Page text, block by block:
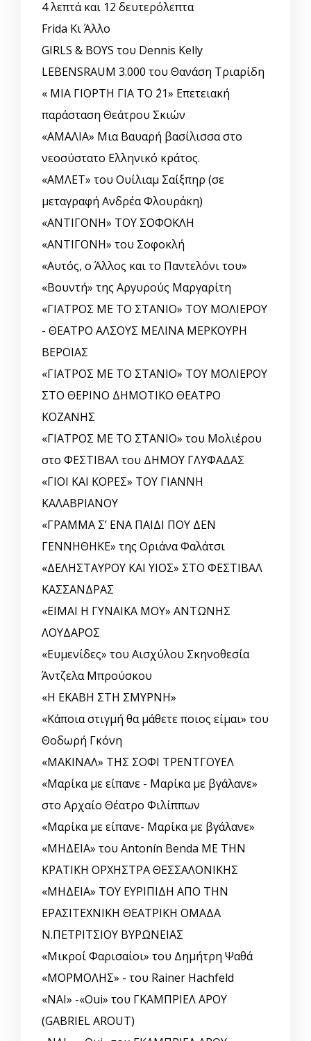
4 λεπτά και 12 δευτερόλεπτα
Frida Κι Άλλο
GIRLS & BOYS του Dennis Kelly
LEBENSRAUM 3.000 του Θανάση Τριαρίδη
« ΜΙΑ ΓΙΟΡΤΗ ΓΙΑ ΤΟ ΄21» Επετειακή
παράσταση Θεάτρου Σκιών
«ΑΜΑΛΙΑ» Μια Βαυαρή βασίλισσα στο
νεοσύστατο Ελληνικό κράτος.
«ΑΜΛΕΤ» του Ουίλιαμ Σαίξπηρ (σε
μεταγραφή Ανδρέα Φλουράκη)
«ΑΝΤΙΓΟΝΗ» ΤΟΥ ΣΟΦΟΚΛΗ
«ΑΝΤΙΓΟΝΗ» του Σοφοκλή
«Αυτός, o Άλλος και το Παντελόνι του»
«Βουντή» της Αργυρούς Μαργαρίτη
«ΓΙΑΤΡΟΣ ΜΕ ΤΟ ΣΤΑΝΙΟ» ΤΟΥ ΜΟΛΙΕΡΟΥ
- ΘΕΑΤΡΟ ΑΛΣΟΥΣ ΜΕΛΙΝΑ ΜΕΡΚΟΥΡΗ
ΒΕΡΟΙΑΣ
«ΓΙΑΤΡΟΣ ΜΕ ΤΟ ΣΤΑΝΙΟ» ΤΟΥ ΜΟΛΙΕΡΟΥ
ΣΤΟ ΘΕΡΙΝΟ ΔΗΜΟΤΙΚΟ ΘΕΑΤΡΟ
ΚΟΖΑΝΗΣ
«ΓΙΑΤΡΟΣ ΜΕ ΤΟ ΣΤΑΝΙΟ» του Μολιέρου
στο ΦΕΣΤΙΒΑΛ του ΔΗΜΟΥ ΓΛΥΦΑΔΑΣ
«ΓΙΟΙ ΚΑΙ ΚΟΡΕΣ» ΤΟΥ ΓΙΑΝΝΗ
ΚΑΛΑΒΡΙΑΝΟΥ
«ΓΡΑΜΜΑ Σ’ ΕΝΑ ΠΑΙΔΙ ΠΟΥ ΔΕΝ
ΓΕΝΝΗΘΗΚΕ» της Οριάνα Φαλάτσι
«ΔΕΛΗΣΤΑΥΡΟΥ ΚΑΙ ΥΙΟΣ» ΣΤΟ ΦΕΣΤΙΒΑΛ
ΚΑΣΣΑΝΔΡΑΣ
«ΕΙΜΑΙ Η ΓΥΝΑΙΚΑ ΜΟΥ» ΑΝΤΩΝΗΣ
ΛΟΥΔΑΡΟΣ
«Ευμενίδες» του Αισχύλου Σκηνοθεσία
Άντζελα Μπρούσκου
«Η ΕΚΑΒΗ ΣΤΗ ΣΜΥΡΝΗ»
«Κάποια στιγμή θα μάθετε ποιος είμαι» του
Θοδωρή Γκόνη
«ΜΑΚΙΝΑΛ» ΤΗΣ ΣΟΦΙ ΤΡΕΝΤΓΟΥΕΛ
«Μαρίκα με είπανε - Μαρίκα με βγάλανε»
στο Αρχαίο Θέατρο Φιλίππων
«Μαρίκα με είπανε- Μαρίκα με βγάλανε»
«ΜΗΔΕΙΑ» του Antonín Benda ΜΕ ΤΗΝ
ΚΡΑΤΙΚΗ ΟΡΧΗΣΤΡΑ ΘΕΣΣΑΛΟΝΙΚΗΣ
«ΜΗΔΕΙΑ» ΤΟΥ ΕΥΡΙΠΙΔΗ ΑΠΟ ΤΗΝ
ΕΡΑΣΙΤΕΧΝΙΚΗ ΘΕΑΤΡΙΚΗ ΟΜΑΔΑ
Ν.ΠΕΤΡΙΤΣΙΟΥ ΒΥΡΩΝΕΙΑΣ
«Μικροί Φαρισαίοι» του Δημήτρη Ψαθά
«ΜΟΡΜΟΛΗΣ» - του Rainer Hachfeld
«ΝΑΙ» -«Oui» του ΓΚΑΜΠΡΙΕΛ ΑΡΟΥ
(GABRIEL AROUT)